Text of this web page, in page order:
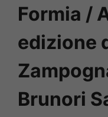
Formia /
edizione
Brunori